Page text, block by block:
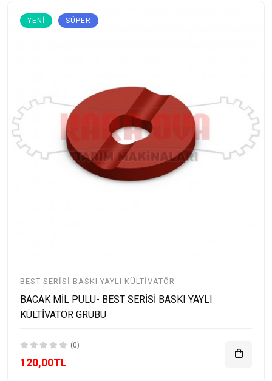
YENI SÜPER
BEST SERISI BASKI YAYLI KÜLTIVATÖR
BACAK MİL PULU- BEST SERİSİ BASKI YAYLI
KÜLTİVATÖR GRUBU
(0)
120,00TL